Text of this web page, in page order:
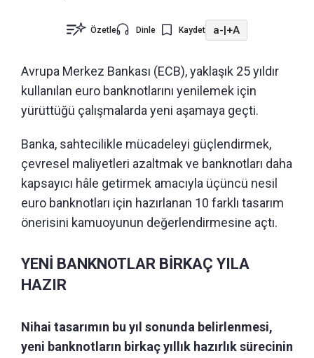
Özetle Dinle Kaydet a-|+A
Avrupa Merkez Bankası (ECB), yaklaşık 25 yıldır
kullanılan euro banknotlarını yenilemek için
yürüttüğü çalışmalarda yeni aşamaya geçti.
Banka, sahtecilikle mücadeleyi güçlendirmek,
çevresel maliyetleri azaltmak ve banknotları daha
kapsayıcı hâle getirmek amacıyla üçüncü nesil
euro banknotları için hazırlanan 10 farklı tasarım
önerisini kamuoyunun değerlendirmesine açtı.
YENİ BANKNOTLAR BİRKAÇ YILA
HAZIR
Nihai tasarımın bu yıl sonunda belirlenmesi,
yeni banknotların birkaç yıllık hazırlık sürecinin